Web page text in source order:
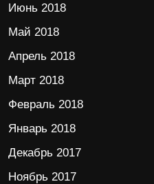
Июнь 2018
Май 2018
Апрель 2018
Март 2018
Февраль 2018
Январь 2018
Декабрь 2017
Ноябрь 2017